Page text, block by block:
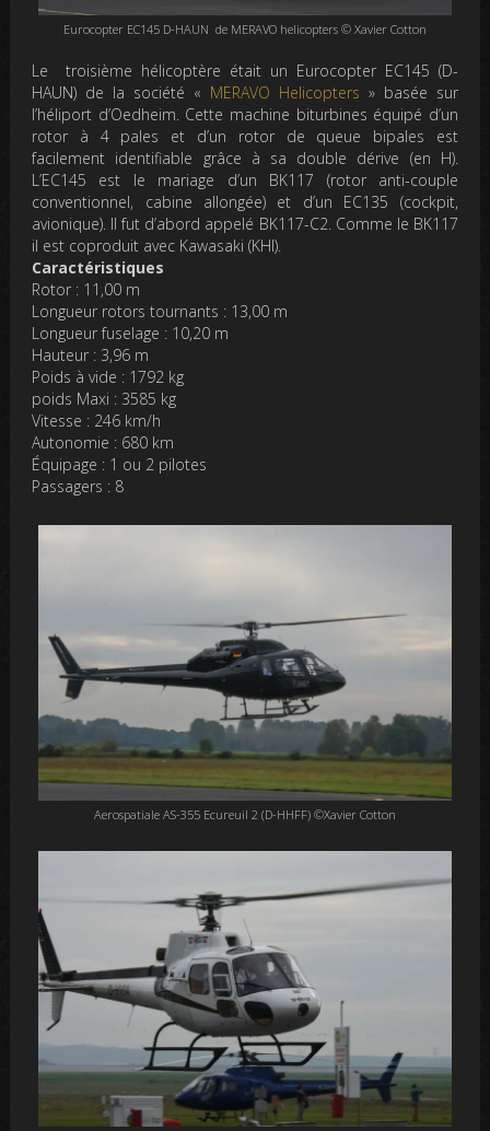
Eurocopter EC145 D-HAUN de MERAVO helicopters © Xavier Cotton
Le troisième hélicoptère était un Eurocopter EC145 (D-
HAUN) de la société « MERAVO Helicopters » basée sur
l’héliport d’Oedheim. Cette machine biturbines équipé d’un
rotor à 4 pales et d’un rotor de queue bipales est
facilement identifiable grâce à sa double dérive (en H).
L’EC145 est le mariage d’un BK117 (rotor anti-couple
conventionnel, cabine allongée) et d’un EC135 (cockpit,
avionique). Il fut d’abord appelé BK117-C2. Comme le BK117
il est coproduit avec Kawasaki (KHI).
Caractéristiques
Rotor : 11,00 m
Longueur rotors tournants : 13,00 m
Longueur fuselage : 10,20 m
Hauteur : 3,96 m
Poids à vide : 1792 kg
poids Maxi : 3585 kg
Vitesse : 246 km/h
Autonomie : 680 km
Équipage : 1 ou 2 pilotes
Passagers : 8
Aerospatiale AS-355 Ecureuil 2 (D-HHFF) ©Xavier Cotton